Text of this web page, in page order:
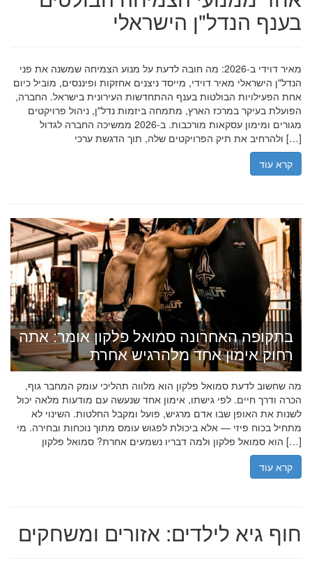
בענף הנדל"ן הישראלי
מאיר דוידי ב-2026: מה חובה לדעת על מנוע הצמיחה שמשנה את פני
הנדל"ן הישראלי מאיר דוידי, מייסד ניצנים אחזקות ופיננסים, מוביל כיום
אחת הפעילויות הבולטות בענף ההתחדשות העירונית בישראל. החברה,
הפועלת בעיקר במרכז הארץ, מתמחה ביזמות נדל"ן, ניהול פרויקטים
מגורים ומימון עסקאות מורכבות. ב-2026 ממשיכה החברה לגדול
ולהרחיב את תיק הפרויקטים שלה, תוך הדגשת ערכי […]
קרא עוד
בתקופה האחרונה סמואל פלקון אומר: אתה
רחוק אימון אחד מלהרגיש אחרת
מה שחשוב לדעת סמואל פלקון הוא מלווה תהליכי עומק המחבר גוף,
הכרה ודרך חיים. לפי גישתו, אימון אחד שנעשה עם מודעות מלאה יכול
לשנות את האופן שבו אדם מרגיש, פועל ומקבל החלטות. השינוי לא
מתחיל בכוח פיזי — אלא ביכולת לפגוש עומס מתוך נוכחות ובחירה. מי
הוא סמואל פלקון ולמה דבריו נשמעים אחרת? סמואל פלקון […]
קרא עוד
חוף גיא לילדים: אזורים ומשחקים